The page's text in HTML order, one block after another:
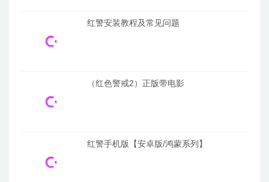
红警安装教程及常见问题
（红色警戒2）正版带电影
红警手机版【安卓版/鸿蒙系列】